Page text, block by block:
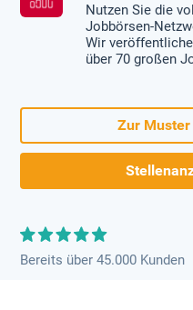
Nutzen Sie die
Jobbörsen-
Wir
über 70 großen
Zur
Bereits über 45.000 Kunden